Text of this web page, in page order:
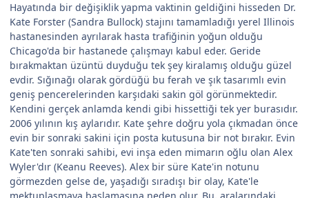
Hayatında bir değişiklik yapma vaktinin geldiğini hisseden Dr.
Kate Forster (Sandra Bullock) stajını tamamladığı yerel Illinois
hastanesinden ayrılarak hasta trafiğinin yoğun olduğu
Chicago'da bir hastanede çalışmayı kabul eder. Geride
bırakmaktan üzüntü duyduğu tek şey kiralamış olduğu güzel
evdir. Sığınağı olarak gördüğü bu ferah ve şık tasarımlı evin
geniş pencerelerinden karşıdaki sakin göl görünmektedir.
Kendini gerçek anlamda kendi gibi hissettiği tek yer burasıdır.
2006 yılının kış aylarıdır. Kate şehre doğru yola çıkmadan önce
evin bir sonraki sakini için posta kutusuna bir not bırakır. Evin
Kate'ten sonraki sahibi, evi inşa eden mimarın oğlu olan Alex
Wyler'dır (Keanu Reeves). Alex bir süre Kate'in notunu
görmezden gelse de, yaşadığı sıradışı bir olay, Kate'le